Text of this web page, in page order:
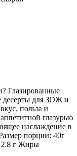
Глазированные
десерты для ЗОЖ и
польза и
глазурью
наслаждение в
порции: 40г
г Жиры